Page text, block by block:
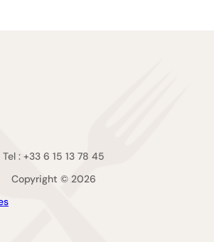
Tel : +33 6 15 13 78 45
Copyright © 2026